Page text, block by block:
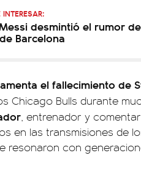
INTERESAR:
desmintió el rumor
Barcelona
el fallecimiento de
Chicago Bulls durante
, entrenador y
en las transmisiones de
resonaron con